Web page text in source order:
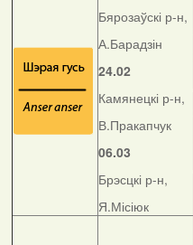
Бярозаўскі р-н,
А.Барадзін
24.02
Камянецкі р-н,
В.Пракапчук
06.03
Брэсцкі р-н,
Я.Місіюк